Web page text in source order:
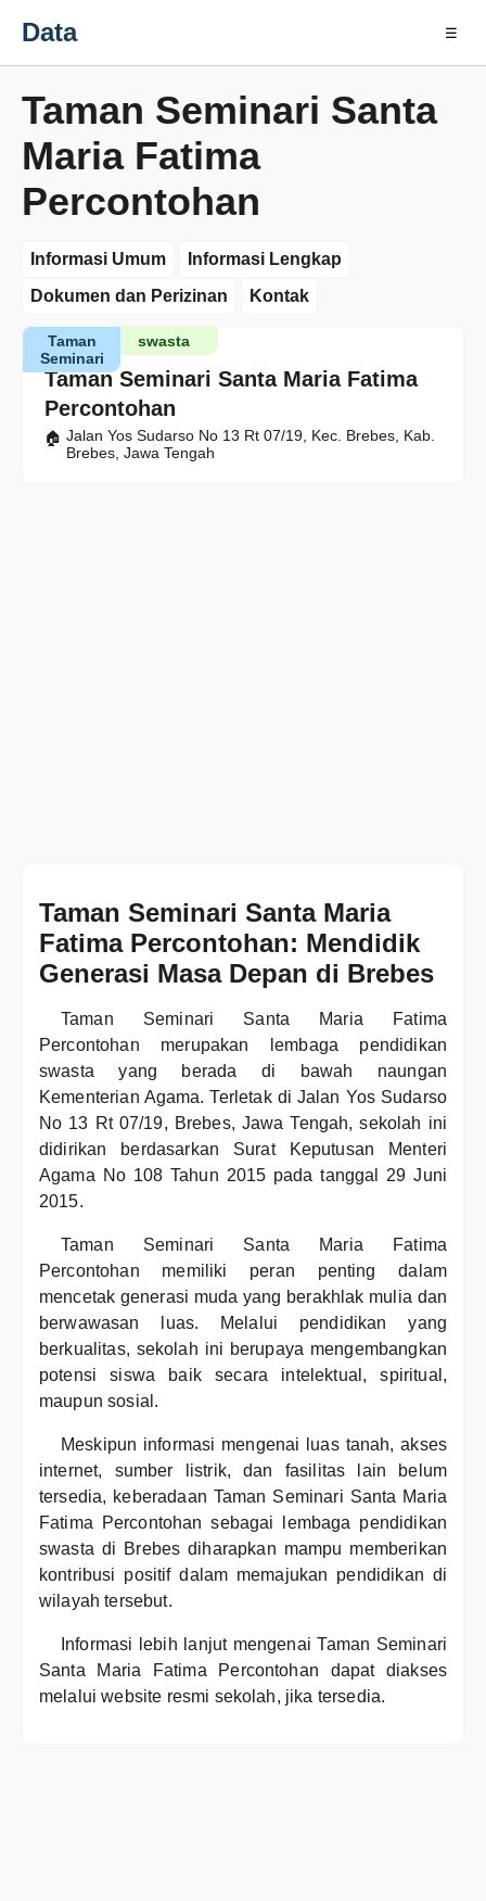
Data ☰
Taman Seminari Santa
Maria Fatima
Percontohan
Informasi Umum
Informasi Lengkap
Dokumen dan Perizinan
Kontak
Taman Seminari Santa Maria Fatima
Percontohan
swasta
Taman
Seminari
Jalan Yos Sudarso No 13 Rt 07/19, Kec. Brebes, Kab.
Brebes, Jawa Tengah
Taman Seminari Santa Maria
Fatima Percontohan: Mendidik
Generasi Masa Depan di Brebes
Taman Seminari Santa Maria Fatima
Percontohan merupakan lembaga pendidikan
swasta yang berada di bawah naungan
Kementerian Agama. Terletak di Jalan Yos Sudarso
No 13 Rt 07/19, Brebes, Jawa Tengah, sekolah ini
didirikan berdasarkan Surat Keputusan Menteri
Agama No 108 Tahun 2015 pada tanggal 29 Juni
2015.
Taman Seminari Santa Maria Fatima
Percontohan memiliki peran penting dalam
mencetak generasi muda yang berakhlak mulia dan
berwawasan luas. Melalui pendidikan yang
berkualitas, sekolah ini berupaya mengembangkan
potensi siswa baik secara intelektual, spiritual,
maupun sosial.
Meskipun informasi mengenai luas tanah, akses
internet, sumber listrik, dan fasilitas lain belum
tersedia, keberadaan Taman Seminari Santa Maria
Fatima Percontohan sebagai lembaga pendidikan
swasta di Brebes diharapkan mampu memberikan
kontribusi positif dalam memajukan pendidikan di
wilayah tersebut.
Informasi lebih lanjut mengenai Taman Seminari
Santa Maria Fatima Percontohan dapat diakses
melalui website resmi sekolah, jika tersedia.